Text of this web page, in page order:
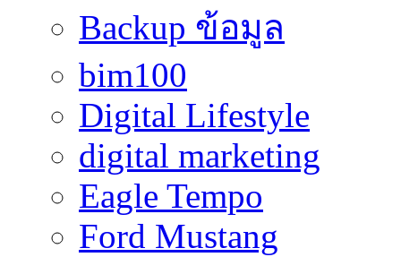
Backup ข้อมูล
bim100
Digital Lifestyle
digital marketing
Eagle Tempo
Ford Mustang